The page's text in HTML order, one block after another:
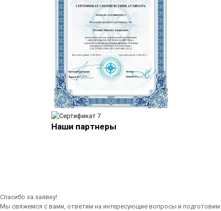
Стержень из фторопласта марки Ф-4К20
Наши партнеры
Спасибо за заявку!
Мы свяжемся с вами, ответим на интересующие вопросы и подготовим